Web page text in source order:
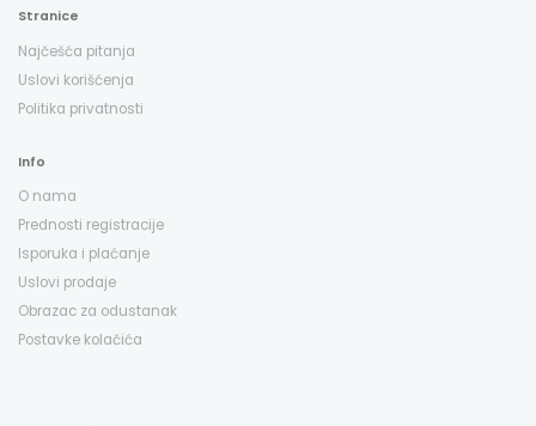
Stranice
Najčešća pitanja
Uslovi korišćenja
Politika privatnosti
Info
O nama
Prednosti registracije
Isporuka i plaćanje
Uslovi prodaje
Obrazac za odustanak
Postavke kolačića